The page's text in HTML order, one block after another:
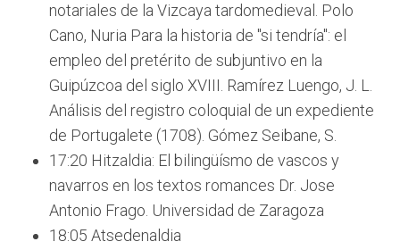
notariales de la Vizcaya tardomedieval. Polo
Cano, Nuria Para la historia de "si tendría": el
empleo del pretérito de subjuntivo en la
Guipúzcoa del siglo XVIII. Ramírez Luengo, J. L.
Análisis del registro coloquial de un expediente
de Portugalete (1708). Gómez Seibane, S.
17:20 Hitzaldia: El bilingüísmo de vascos y
navarros en los textos romances Dr. Jose
Antonio Frago. Universidad de Zaragoza
18:05 Atsedenaldia